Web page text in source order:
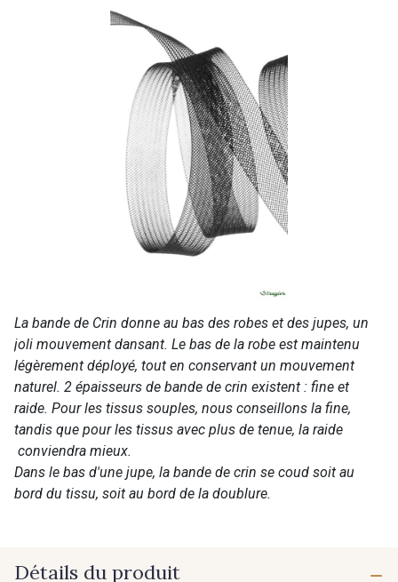
La bande de Crin donne au bas des robes et des jupes, un
joli mouvement dansant. Le bas de la robe est maintenu
légèrement déployé, tout en conservant un mouvement
naturel. 2 épaisseurs de bande de crin existent : fine et
raide. Pour les tissus souples, nous conseillons la fine,
tandis que pour les tissus avec plus de tenue, la raide
conviendra mieux.
Dans le bas d'une jupe, la bande de crin se coud soit au
bord du tissu, soit au bord de la doublure.
Détails du produit